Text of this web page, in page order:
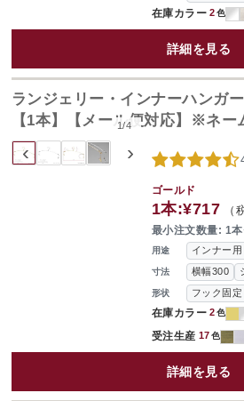
在庫カラー 2色
詳細を見る
‹ ›
1/4
ランジェリー・インナーハンガ
【1本】【メール便対応】※ネー
用途 インナー用
寸法 横幅300
形状 フック固定
在庫カラー 2色
受注生産 17色
ゴールド
1本:¥717 （
最小注文数量: 1
詳細を見る